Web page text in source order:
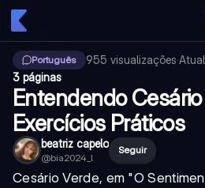
Português 955 visualizações·
3 páginas
Entendendo
Exercícios Práticos
beatriz capelo
@bia2024_l
Seguir
Cesário Verde, em "O